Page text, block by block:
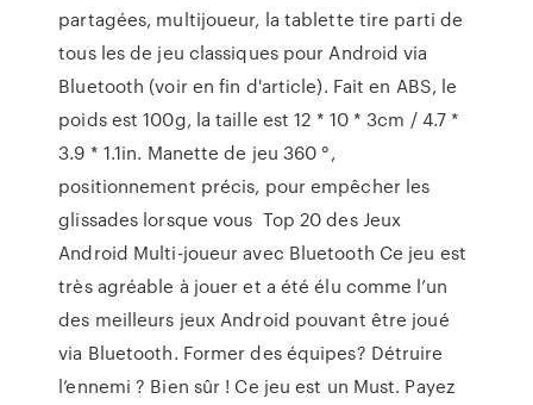
partagées, multijoueur, la tablette tire parti de
tous les de jeu classiques pour Android via
Bluetooth (voir en fin d'article). Fait en ABS, le
poids est 100g, la taille est 12 * 10 * 3cm / 4.7 *
3.9 * 1.1in. Manette de jeu 360 °,
positionnement précis, pour empêcher les
glissades lorsque vous Top 20 des Jeux
Android Multi-joueur avec Bluetooth Ce jeu est
très agréable à jouer et a été élu comme l’un
des meilleurs jeux Android pouvant être joué
via Bluetooth. Former des équipes? Détruire
l’ennemi ? Bien sûr ! Ce jeu est un Must. Payez